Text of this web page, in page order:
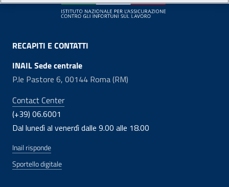
RECAPITI E CONTATTI
INAIL Sede centrale
P.le Pastore 6, 00144 Roma (RM)
Contact Center
(+39) 06.6001
Dal lunedì al venerdì dalle 9.00 alle 18.00
Inail risponde
Sportello digitale